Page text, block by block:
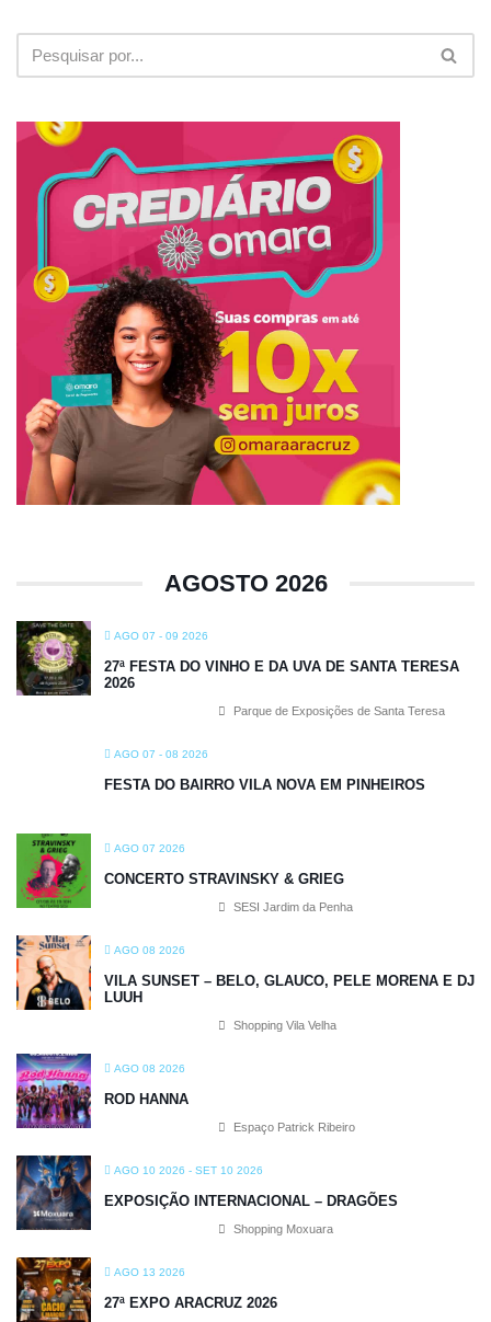
AGOSTO 2026
AGO 07 - 09 2026
27ª FESTA DO VINHO E DA UVA DE SANTA TERESA
2026
Parque de Exposições de Santa Teresa
AGO 07 - 08 2026
FESTA DO BAIRRO VILA NOVA EM PINHEIROS
AGO 07 2026
CONCERTO STRAVINSKY & GRIEG
SESI Jardim da Penha
AGO 08 2026
VILA SUNSET – BELO, GLAUCO, PELE MORENA E DJ
LUUH
Shopping Vila Velha
AGO 08 2026
ROD HANNA
Espaço Patrick Ribeiro
AGO 10 2026 - SET 10 2026
EXPOSIÇÃO INTERNACIONAL – DRAGÕES
Shopping Moxuara
AGO 13 2026
27ª EXPO ARACRUZ 2026